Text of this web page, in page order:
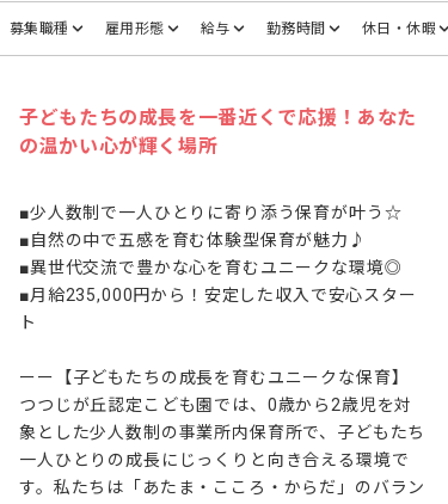
募集職種 雇用形態 給与 勤務時間 休日・休暇
子どもたちの成長を一番近くで応援！あなた
の温かい心が輝く場所
■少人数制で一人ひとりに寄り添う保育が叶う☆
■自然の中で五感を育む体験型保育が魅力♪
■異世代交流で豊かな心を育むユニークな環境◎
■月給235,000円から！安定した収入で安心スター
ト
ーー【子どもたちの成長を育むユニークな保育】
つつじが丘認定こども園では、0歳から2歳児を対
象とした少人数制の事業所内保育所で、子どもたち
一人ひとりの成長にじっくりと向き合える環境で
す。私たちは「あたま・こころ・からだ」のバラン